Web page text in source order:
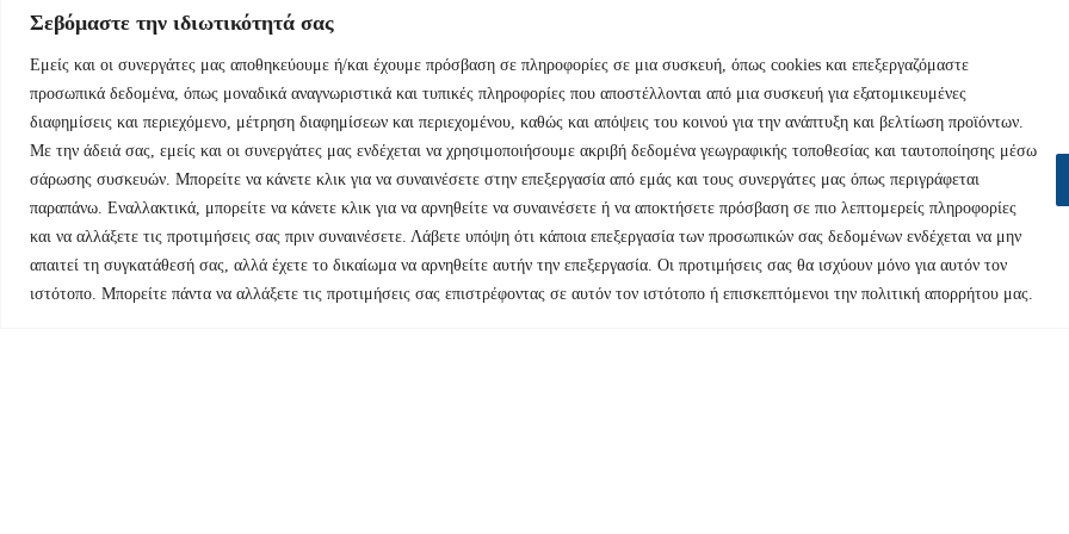
Σεβόμαστε την ιδιωτικότητά σας
Εμείς και οι συνεργάτες μας αποθηκεύουμε ή/και έχουμε πρόσβαση σε πληροφορίες σε μια συσκευή, όπως cookies και επεξεργαζόμαστε
προσωπικά δεδομένα, όπως μοναδικά αναγνωριστικά και τυπικές πληροφορίες που αποστέλλονται από μια συσκευή για εξατομικευμένες
διαφημίσεις και περιεχόμενο, μέτρηση διαφημίσεων και περιεχομένου, καθώς και απόψεις του κοινού για την ανάπτυξη και βελτίωση προϊόντων.
Με την άδειά σας, εμείς και οι συνεργάτες μας ενδέχεται να χρησιμοποιήσουμε ακριβή δεδομένα γεωγραφικής τοποθεσίας και ταυτοποίησης μέσω
σάρωσης συσκευών. Μπορείτε να κάνετε κλικ για να συναινέσετε στην επεξεργασία από εμάς και τους συνεργάτες μας όπως περιγράφεται
παραπάνω. Εναλλακτικά, μπορείτε να κάνετε κλικ για να αρνηθείτε να συναινέσετε ή να αποκτήσετε πρόσβαση σε πιο λεπτομερείς πληροφορίες
και να αλλάξετε τις προτιμήσεις σας πριν συναινέσετε. Λάβετε υπόψη ότι κάποια επεξεργασία των προσωπικών σας δεδομένων ενδέχεται να μην
απαιτεί τη συγκατάθεσή σας, αλλά έχετε το δικαίωμα να αρνηθείτε αυτήν την επεξεργασία. Οι προτιμήσεις σας θα ισχύουν μόνο για αυτόν τον
ιστότοπο. Μπορείτε πάντα να αλλάξετε τις προτιμήσεις σας επιστρέφοντας σε αυτόν τον ιστότοπο ή επισκεπτόμενοι την πολιτική απορρήτου μας.